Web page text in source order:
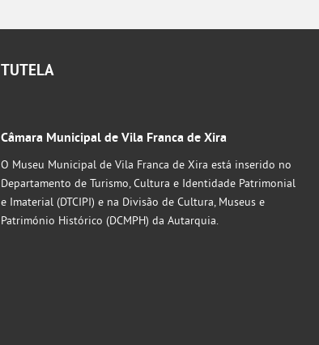
TUTELA
Câmara Municipal de Vila Franca de Xira
O Museu Municipal de Vila Franca de Xira está inserido no
Departamento de Turismo, Cultura e Identidade Patrimonial
e Imaterial (DTCIPI) e na Divisão de Cultura, Museus e
Património Histórico (DCMPH) da Autarquia.